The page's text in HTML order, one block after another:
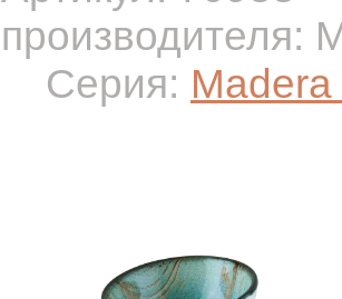
производителя:
Серия: